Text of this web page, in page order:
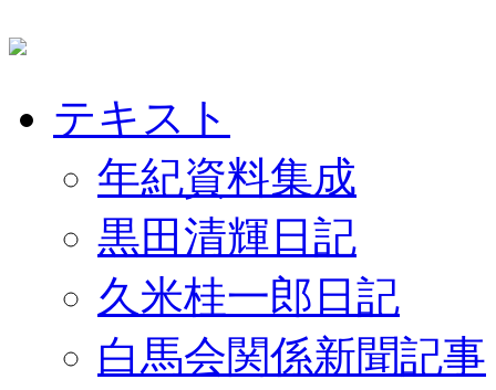
テキスト
年紀資料集成
黒田清輝日記
久米桂一郎日記
白馬会関係新聞記事